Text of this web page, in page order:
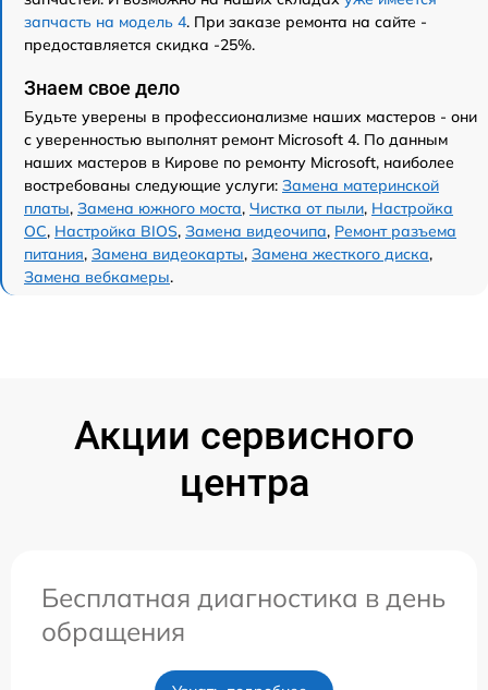
запчасть на модель 4. При заказе ремонта на сайте -
предоставляется скидка -25%.
Знаем свое дело
Будьте уверены в профессионализме наших мастеров - они
с уверенностью выполнят ремонт Microsoft 4. По данным
наших мастеров в Кирове по ремонту Microsoft, наиболее
востребованы следующие услуги: Замена материнской
платы, Замена южного моста, Чистка от пыли, Настройка
ОС, Настройка BIOS, Замена видеочипа, Ремонт разъема
питания, Замена видеокарты, Замена жесткого диска,
Замена вебкамеры.
Акции сервисного
центра
Бесплатная диагностика в день
обращения